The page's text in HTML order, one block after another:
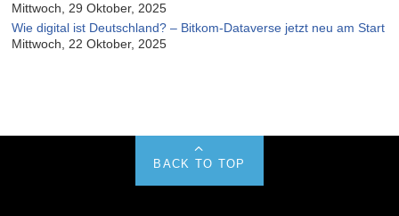
Mittwoch, 29 Oktober, 2025
Wie digital ist Deutschland? – Bitkom-Dataverse jetzt neu am Start
Mittwoch, 22 Oktober, 2025
BACK TO TOP